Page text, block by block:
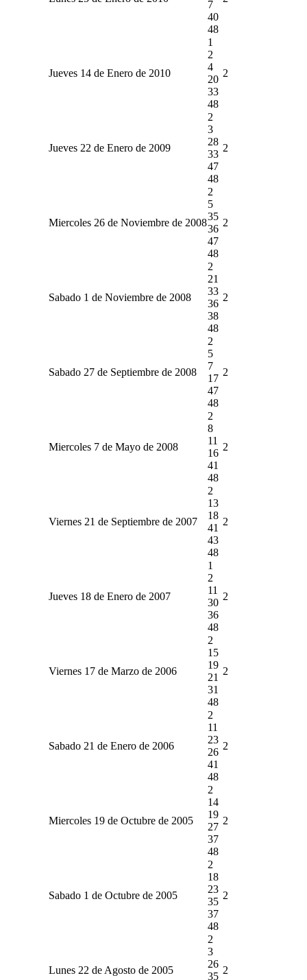
7
40
48
Jueves 14 de Enero de 2010
1
2
4
20
33
48
2
Jueves 22 de Enero de 2009
2
3
28
33
47
48
2
Miercoles 26 de Noviembre de 2008
2
5
35
36
47
48
2
Sabado 1 de Noviembre de 2008
2
21
33
36
38
48
2
Sabado 27 de Septiembre de 2008
2
5
7
17
47
48
2
Miercoles 7 de Mayo de 2008
2
8
11
16
41
48
2
Viernes 21 de Septiembre de 2007
2
13
18
41
43
48
2
Jueves 18 de Enero de 2007
1
2
11
30
36
48
2
Viernes 17 de Marzo de 2006
2
15
19
21
31
48
2
Sabado 21 de Enero de 2006
2
11
23
26
41
48
2
Miercoles 19 de Octubre de 2005
2
14
19
27
37
48
2
Sabado 1 de Octubre de 2005
2
18
23
35
37
48
2
Lunes 22 de Agosto de 2005
2
3
26
35
2